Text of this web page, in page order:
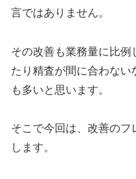
言ではありません。
その改善も業務量に比例
たり精査が間に合わない
も多いと思います。
そこで今回は、改善の
します。